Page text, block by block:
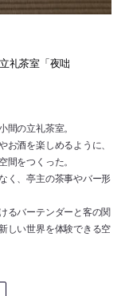
礼茶室「夜咄
の立礼茶室。
酒を楽しめるように、
をつくった。
く、亭主の茶事やバー形
るバーテンダーと客の関
しい世界を体験できる空